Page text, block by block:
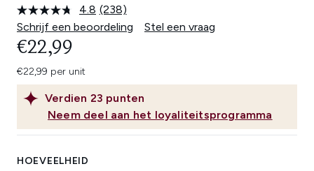
4.8 Lees
238
beoordelingen.
(238)
Schrijf een beoordeling
Stel een vraag
Verdien 23 punten
Neem deel aan het loyaliteitsprogramma
€22,99
€22,99 per unit
HOEVEELHEID